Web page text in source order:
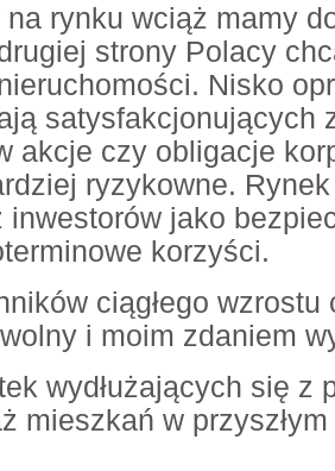
rynku wciąż mamy
strony Polacy
Nisko
satysfakcjonujących
akcje czy obligacje
ryzykowne.
inwestorów jako
korzyści.
ciągłego wzrostu
i moim zdaniem
wydłużających się z
mieszkań w